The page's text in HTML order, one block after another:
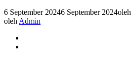
6 September 20246 September 2024oleh
oleh Admin